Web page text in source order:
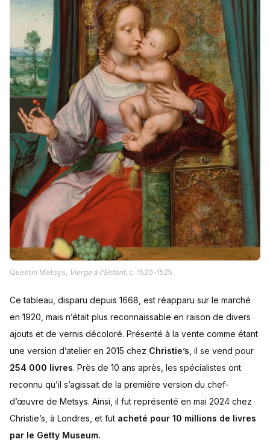
Quentin Metsys, Vierge à l'Enfant, c. 1520-1525.
Ce tableau, disparu depuis 1668, est réapparu sur le marché
en 1920, mais n’était plus reconnaissable en raison de divers
ajouts et de vernis décoloré. Présenté à la vente comme étant
une version d’atelier en 2015 chez Christie’s , il se vend pour
254 000 livres. Près de 10 ans après, les spécialistes ont
reconnu qu’il s’agissait de la première version du chef-
d’œuvre de Metsys. Ainsi, il fut représenté en mai 2024 chez
Christie’s, à Londres, et fut acheté pour 10 millions de livres
par le Getty Museum.